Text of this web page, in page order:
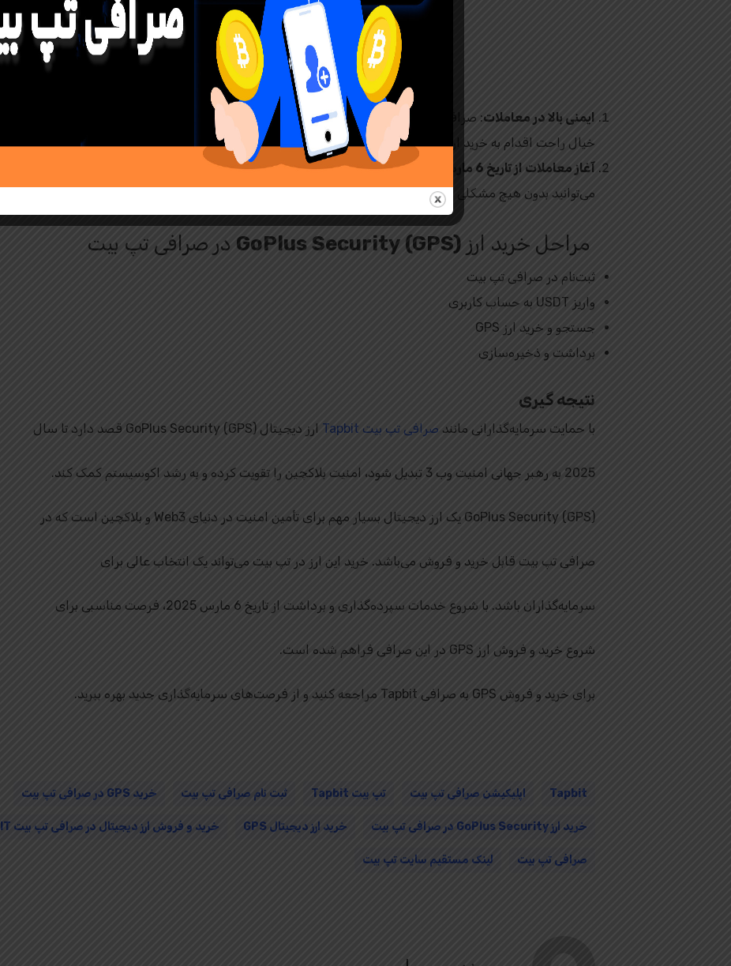
خرید ارز GoPlus Security (GPS)
ایمنی بالا در معاملات: صرافی تپ بیت با ارائه سیستم‌های امنیتی پیشرفته از امنیت دارایی‌های کاربران محافظت
خیال راحت اقدام به خرید ارز GoPlus Security (GPS) کنید.
آغاز معاملات از تاریخ 6 مارس 2025
می‌توانید بدون هیچ مشکلی از این تاریخ به خرید و فروش ارز GPS در صرافی تپ بیت بپردازید.
مراحل خرید ارز GoPlus Security (GPS) در صرافی تپ بیت
ثبت‌نام در صرافی تپ بیت
واریز USDT به حساب کاربری
جستجو و خرید ارز GPS
برداشت و ذخیره‌سازی
نتیجه گیری
با حمایت سرمایه‌گذارانی مانند صرافی تپ بیت Tapbit ارز دیجیتال GoPlus Security (GPS) قصد دارد تا سال
2025 به رهبر جهانی امنیت وب 3 تبدیل شود، امنیت بلاکچین را تقویت کرده و به رشد اکوسیستم کمک کند.
GoPlus Security (GPS) یک ارز دیجیتال بسیار مهم برای تأمین امنیت در دنیای Web3 و بلاکچین است که در
صرافی تپ بیت قابل خرید و فروش می‌باشد. خرید این ارز در تپ بیت می‌تواند یک انتخاب عالی برای
سرمایه‌گذاران باشد. با شروع خدمات سپرده‌گذاری و برداشت از تاریخ 6 مارس 2025، فرصت مناسبی برای
شروع خرید و فروش ارز GPS در این صرافی فراهم شده است.
برای خرید و فروش GPS به صرافی Tapbit مراجعه کنید و از فرصت‌های سرمایه‌گذاری جدید بهره ببرید.
Tapbit اپلیکیشن صرافی تپ بیت تپ بیت Tapbit ثبت نام صرافی تپ بیت خرید GPS در صرافی تپ بیت
خرید ارز GoPlus Security در صرافی تپ بیت خرید ارز دیجیتال GPS خرید و فروش ارز دیجیتال در صرافی تپ بیت TAPBIT
صرافی تپ بیت لینک مستقیم سایت تپ بیت